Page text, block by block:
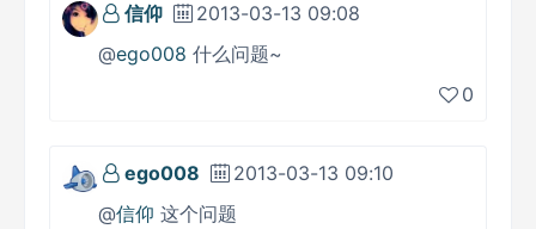
信仰
2013-03-13 09:08
@ego008 什么问题~
0
ego008
2013-03-13 09:10
@信仰 这个问题